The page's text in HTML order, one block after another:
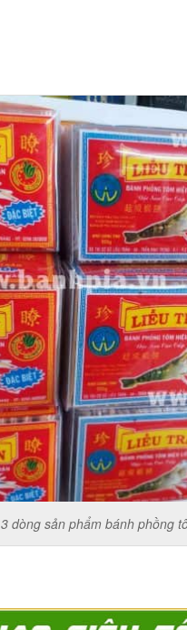
3 dòng sản phẩm bánh phồng